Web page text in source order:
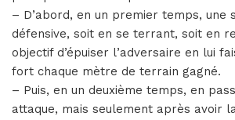
– D’abord, en un premier temps, une
défensive, soit en se terrant, soit en
objectif d’épuiser l’adversaire en lui
fort chaque mètre de terrain gagné.
– Puis, en un deuxième temps, en
attaque, mais seulement après avoir